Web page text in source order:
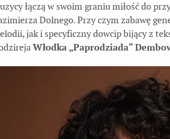
łączą w swoim graniu miłość do
Dolnego. Przy czym zabawę
jak i specyficzny dowcip bijący z
Włodka „Paprodziada“